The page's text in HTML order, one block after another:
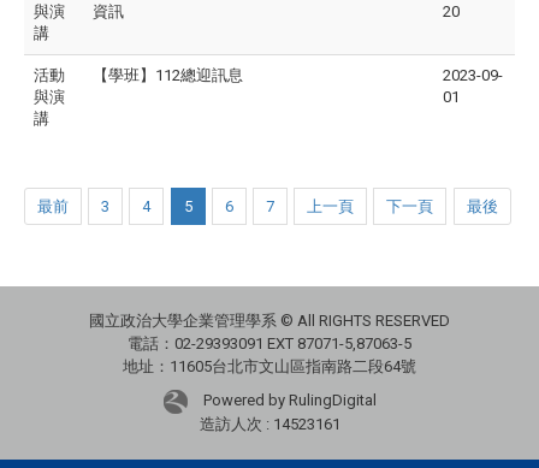
與演
講
資訊
20
活動
與演
講
【學班】112總迎訊息
2023-09-
01
最前 3 4 5 6 7 上一頁 下一頁 最後
國立政治大學企業管理學系 © All RIGHTS RESERVED
電話：02-29393091 EXT 87071-5,87063-5
地址：11605台北市文山區指南路二段64號
Powered by RulingDigital
造訪人次 : 14523161